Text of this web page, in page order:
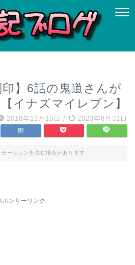
印】6話の鬼道さんが
イナズマイレブン】
2018年11月15日 / 2023年8月31日
ーションを含む場合があります
ポンサーリンク